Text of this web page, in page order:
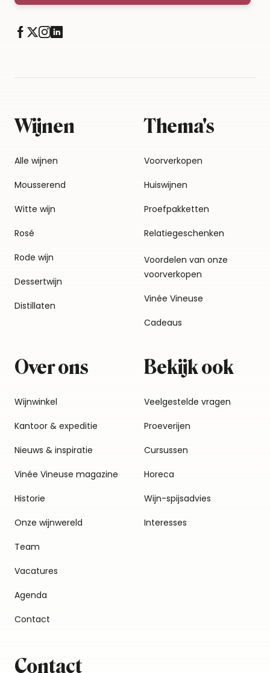
Wijnen
Alle wijnen
Mousserend
Witte wijn
Rosé
Rode wijn
Dessertwijn
Distillaten
Thema's
Voorverkopen
Huiswijnen
Proefpakketten
Relatiegeschenken
Voordelen van onze
voorverkopen
Vinée Vineuse
Cadeaus
Over ons
Wijnwinkel
Kantoor & expeditie
Nieuws & inspiratie
Vinée Vineuse magazine
Historie
Onze wijnwereld
Team
Vacatures
Agenda
Contact
Bekijk ook
Veelgestelde vragen
Proeverijen
Cursussen
Horeca
Wijn-spijsadvies
Interesses
Contact